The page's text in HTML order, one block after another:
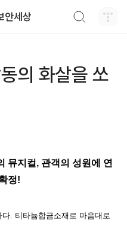
안세상
의 화살을 쏘
뮤지컬, 관객의 성원에 연
정!
. 티타늄합금소재로 마음대로